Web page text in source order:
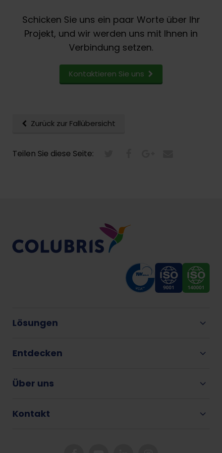
Schicken Sie uns ein paar Worte über Ihr
Projekt, und wir werden uns mit Ihnen in
Verbindung setzen.
Kontaktieren Sie uns
Zurück zur Fallübersicht
Teilen Sie diese Seite:
Lösungen
Entdecken
Über uns
Kontakt